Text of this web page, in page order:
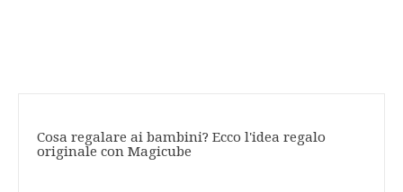
Cosa regalare ai bambini? Ecco l'idea regalo
originale con Magicube